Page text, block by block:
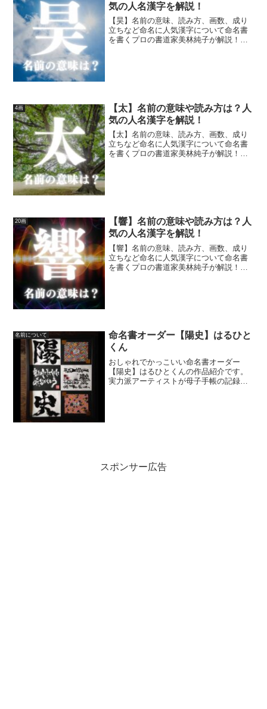
気の人名漢字を解説！
【昊】名前の意味、読み方、画数、成り
立ちなど命名に人気漢字について命名書
を書くプロの書道家美林純子が解説！開
4画
【太】名前の意味や読み方は？人
気の人名漢字を解説！
【太】名前の意味、読み方、画数、成り
立ちなど命名に人気漢字について命名書
を書くプロの書道家美林純子が解説！開
20画
【響】名前の意味や読み方は？人
気の人名漢字を解説！
【響】名前の意味、読み方、画数、成り
立ちなど命名に人気漢字について命名書
を書くプロの書道家美林純子が解説！開
名前について
命名書オーダー【陽史】はるひと
くん
おしゃれでかっこいい命名書オーダー
【陽史】はるひとくんの作品紹介です。
実力派アーティストが母子手帳の記録
スポンサー広告